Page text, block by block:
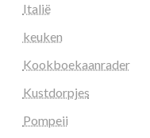
Italië
keuken
Kookboekaanrader
Kustdorpjes
Pompeii